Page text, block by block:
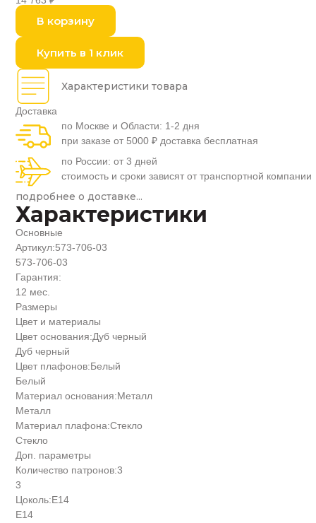
В корзину
Купить в 1 клик
Характеристики товара
Доставка
по Москве и Области: 1-2 дня
при заказе от 5000 ₽ доставка бесплатная
по России: от 3 дней
стоимость и сроки зависят от транспортной компании
подробнее о доставке...
Характеристики
Основные
Артикул:573-706-03
573-706-03
Гарантия:
12 мес.
Размеры
Цвет и материалы
Цвет основания:Дуб черный
Дуб черный
Цвет плафонов:Белый
Белый
Материал основания:Металл
Металл
Материал плафона:Стекло
Стекло
Доп. параметры
Количество патронов:3
3
Цоколь:Е14
Е14